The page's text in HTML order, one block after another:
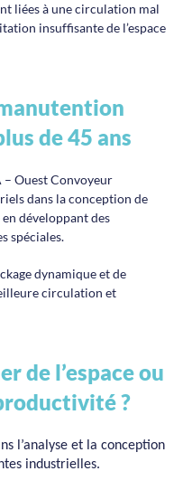
liées à une circulation mal
insuffisante de l’espace
de 45 ans
– Ouest Convoyeur
dans la conception de
développant des
spéciales.
dynamique et de
circulation et
de l’espace ou
?
l’analyse et la conception
industrielles.